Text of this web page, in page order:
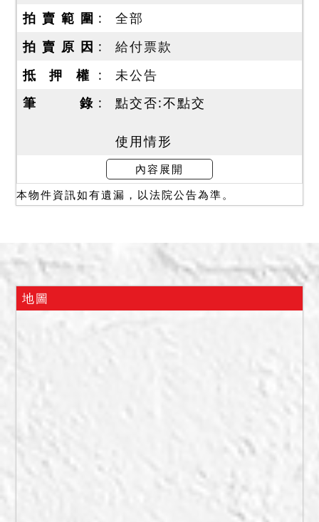
拍 賣 範 圍
全部
拍 賣 原 因
給付票款
抵 押 權
未公告
筆 錄
點交否:不點交
使用情形
一、本院於民國111年2月21
日至現場查封，債務人不在
場，由債權人指封灰色鐵皮
地政人員測量後暫編為546
建號。嗣據債權人陳報931
有8間鐵皮屋，由債權人指封
104年7月1日向土地所有權
人謝先生承租土地後搭蓋鐵
皮屋使用。據鑑價報告所
內容展開
本物件資訊如有遺漏，以法院公告為準。
地圖